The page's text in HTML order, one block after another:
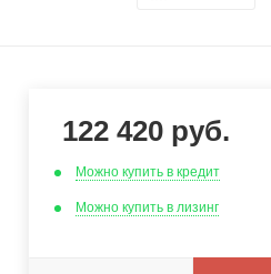
122 420 руб.
Можно купить в кредит
Можно купить в лизинг